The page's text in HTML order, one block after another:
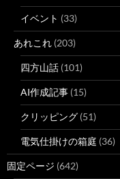
イベント (33)
あれこれ (203)
四方山話 (101)
AI作成記事 (15)
クリッピング (51)
電気仕掛けの箱庭 (36)
固定ページ (642)